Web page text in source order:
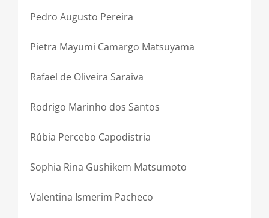
Pedro Augusto Pereira
Pietra Mayumi Camargo Matsuyama
Rafael de Oliveira Saraiva
Rodrigo Marinho dos Santos
Rúbia Percebo Capodistria
Sophia Rina Gushikem Matsumoto
Valentina Ismerim Pacheco